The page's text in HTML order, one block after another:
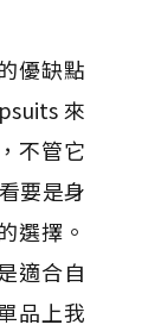
優缺點
來
不管它
要是身
選擇。
適合自
品上我